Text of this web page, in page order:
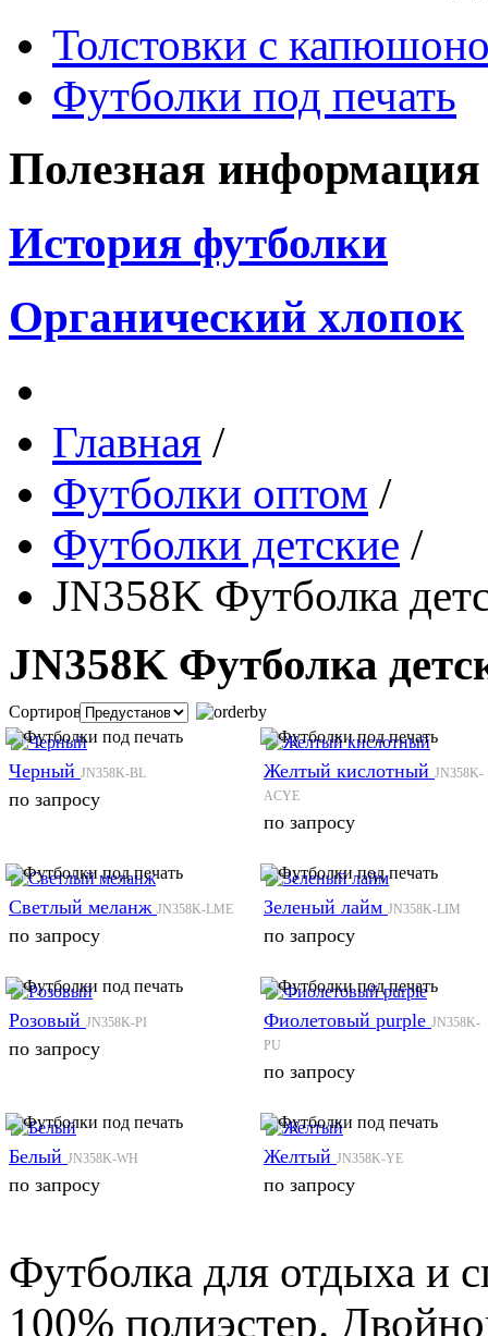
Толстовки с
Футболки под печать
Полезная информация
История футболки
Органический хлопок
Главная /
Футболки оптом /
Футболки детские /
JN358K Футболка
JN358K Футболка
Сортировка:
Черный JN358K-BL
по запросу
Желтый кислотный JN358K-
ACYE
по запросу
Светлый меланж JN358K-LME
по запросу
Зеленый лайм JN358K-LIM
по запросу
Розовый JN358K-PI
по запросу
Фиолетовый purple JN358K-
PU
по запросу
Белый JN358K-WH
по запросу
Желтый JN358K-YE
по запросу
Футболка для отдыха и
100% полиэстер.